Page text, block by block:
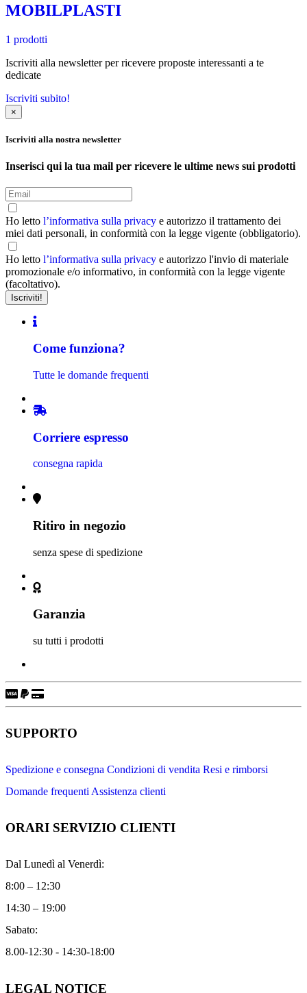
MOBILPLASTI
1 prodotti
Iscriviti alla newsletter per ricevere proposte interessanti a te
dedicate
Iscriviti subito!
×
Iscriviti alla nostra newsletter
Inserisci qui la tua mail per ricevere le ultime news sui prodotti
Ho letto l’informativa sulla privacy e autorizzo il trattamento dei
miei dati personali, in conformità con la legge vigente (obbligatorio).
Ho letto l’informativa sulla privacy e autorizzo l'invio di materiale
promozionale e/o informativo, in conformità con la legge vigente
(facoltativo).
Come funziona?
Tutte le domande frequenti
Corriere espresso
consegna rapida
Ritiro in negozio
senza spese di spedizione
Garanzia
su tutti i prodotti
SUPPORTO
Spedizione e consegna Condizioni di vendita Resi e rimborsi
Domande frequenti Assistenza clienti
ORARI SERVIZIO CLIENTI
Dal Lunedì al Venerdì:
8:00 – 12:30
14:30 – 19:00
Sabato:
8.00-12:30 - 14:30-18:00
LEGAL NOTICE